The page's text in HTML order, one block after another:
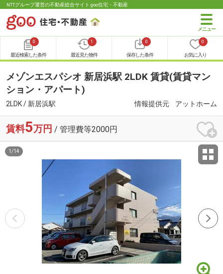
NTTグループ運営の不動産総合サイト goo住宅・不動産
0
最近検索した条件
1
最近見た物件
0
保存した条件
0
お気に入り
メゾンエスパシオ 新居浜駅 2LDK 賃貸(賃貸マン
ション・アパート)
2LDK / 新居浜駅 情報提供元 アットホーム
賃料5万円 / 管理費等2000円
1 /14